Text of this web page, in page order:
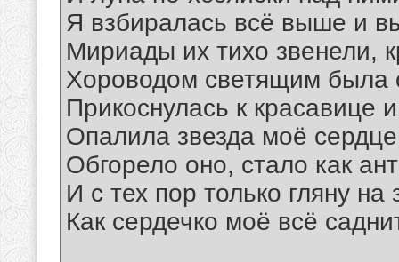
Я взбиралась всё выше и
Мириады их тихо звенели,
Хороводом светящим была
Прикоснулась к красавице
Опалила звезда моё
Обгорело оно, стало как
И с тех пор только гляну
Как сердечко моё всё